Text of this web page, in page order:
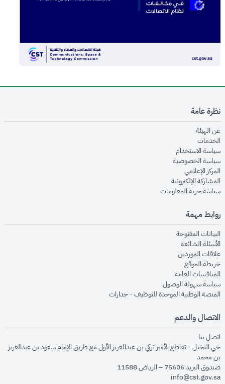
نظرة عامة
عن الهيئةopens in new window
الخدماتopens in new window
سياسة الاستخدام
سياسة الخصوصيةopens in new window
المركز الإعلاميopens in new window
المشاركة الإلكترونيةopens in new window
سياسة حرية المعلوماتopens in new window
روابط مهمة
البيانات المفتوحةopens in new window
الأسئلة الشائعةopens in new window
علاقات الموردينopens in new window
خريطة الموقعopens in new window
المنافسات العامةopens in new window
سياسة سهولة الوصولopens in new window
المنصة الوطنية الموحدة للتوظيف - جداراتopens in new window
الاتصال والدعم
اتصل بنا
حي النخيل - تقاطع الأمير تركي بن عبدالعزيز الأول مع طريق الإمام سعود بن عبدالعزيز
بن محمد
صندوق البريد 75606 – الرياض 11588
info@cst.gov.sa